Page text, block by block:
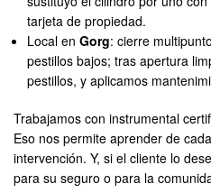
tarjeta de propiedad.
Local enGorg: cierre
pestillos bajos; tras apertura
pestillos, y aplicamos
Trabajamos con instrumental
Eso nos permite aprender de
intervención. Y, si el cliente lo
para su seguro o para la